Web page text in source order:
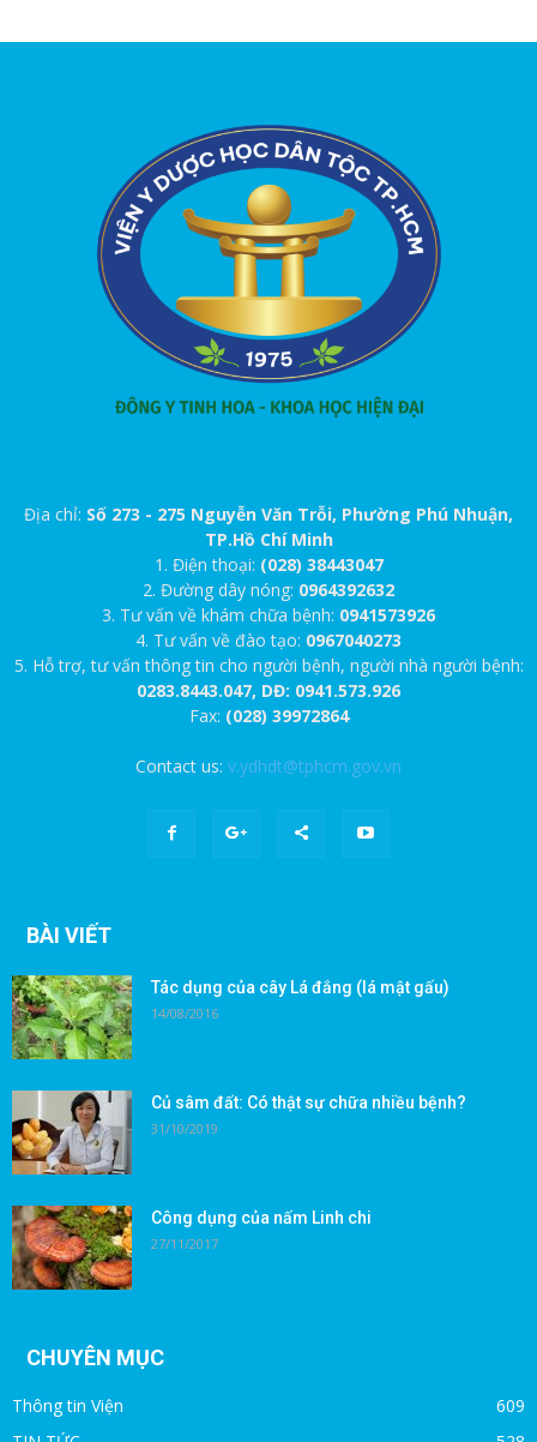
Địa chỉ: Số 273 - 275 Nguyễn Văn Trỗi, Phường Phú Nhuận,
TP.Hồ Chí Minh
1. Điện thoại: (028) 38443047
2. Đường dây nóng: 0964392632
3. Tư vấn về khám chữa bệnh: 0941573926
4. Tư vấn về đào tạo: 0967040273
5. Hỗ trợ, tư vấn thông tin cho người bệnh, người nhà người bệnh:
0283.8443.047, DĐ: 0941.573.926
Fax: (028) 39972864
Contact us: v.ydhdt@tphcm.gov.vn
BÀI VIẾT
Tác dụng của cây Lá đắng (lá mật gấu)
14/08/2016
Củ sâm đất: Có thật sự chữa nhiều bệnh?
31/10/2019
Công dụng của nấm Linh chi
27/11/2017
CHUYÊN MỤC
Thông tin Viện
609